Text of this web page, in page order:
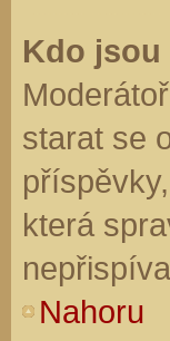
Kdo
starat se
která
Nahoru